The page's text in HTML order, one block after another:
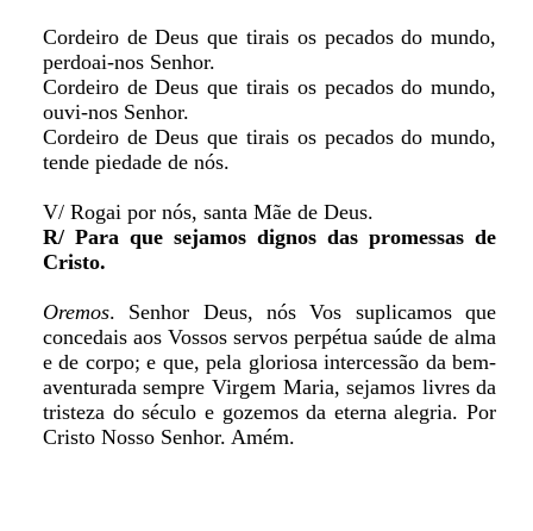
Cordeiro de Deus que tirais os pecados do mundo,
perdoai-nos Senhor.
Cordeiro de Deus que tirais os pecados do mundo,
ouvi-nos Senhor.
Cordeiro de Deus que tirais os pecados do mundo,
tende piedade de nós.
V/ Rogai por nós, santa Mãe de Deus.
R/ Para que sejamos dignos das promessas de
Cristo.
Oremos. Senhor Deus, nós Vos suplicamos que
concedais aos Vossos servos perpétua saúde de alma
e de corpo; e que, pela gloriosa intercessão da bem-
aventurada sempre Virgem Maria, sejamos livres da
tristeza do século e gozemos da eterna alegria. Por
Cristo Nosso Senhor. Amém.